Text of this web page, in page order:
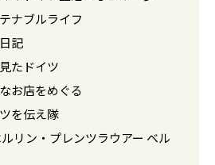
ナブルライフ
記
たドイツ
お店をめぐる
を伝え隊
リン・プレンツラウアー ベル